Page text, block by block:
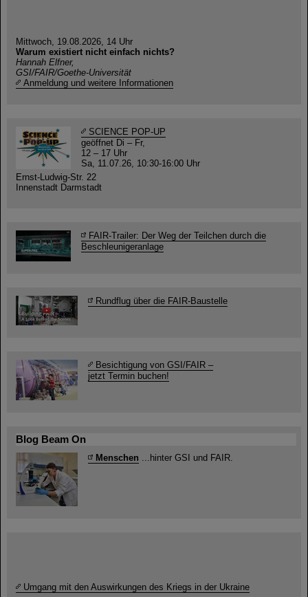
Mittwoch, 19.08.2026, 14 Uhr
Warum existiert nicht einfach nichts?
Hannah Elfner,
GSI/FAIR/Goethe-Universität
Anmeldung und weitere Informationen
SCIENCE POP-UP
geöffnet Di – Fr,
12 – 17 Uhr
Sa, 11.07.26, 10:30-16:00 Uhr
Ernst-Ludwig-Str. 22
Innenstadt Darmstadt
FAIR-Trailer: Der Weg der Teilchen durch die
Beschleunigeranlage
Rundflug über die FAIR-Baustelle
Besichtigung von GSI/FAIR –
jetzt Termin buchen!
Blog Beam On
Menschen ...hinter GSI und FAIR.
Umgang mit den Auswirkungen des Kriegs in der Ukraine